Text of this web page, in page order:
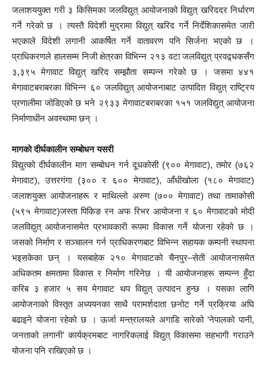
जलाशययुक्त गरी ३ किसिमका जलविद्युत् आयोजनाको विद्युत् खरिददर निर्धारण
गर्ने गरेको छ । त्यस्तै विदेशी मुद्रामा विद्युत् खरिद गर्ने निर्देशिकासमेत जारी
भएकाले विदेशी लगानी आकर्षित गर्ने वातावरण पनि सिर्जना भएको छ ।
प्राधिकरणले हालसम्म निजी क्षेत्रका विभिन्न २१३ वटा जलविद्युत् प्रवद्र्धकसँग
३,३९५ मेगावाट विद्युत् खरिद सम्झौता सम्पन्न गरेको छ । जसमा ४४१
मेगावाटबराबरका विभिन्न ६० जलविद्युत् आयोजनाबाट उत्पादित विद्युत् राष्ट्रिय
प्रणालीमा जोडिएको छ भने २९३३ मेगावाटबराबरका १५१ जलविद्युत् आयोजना
निर्माणाधीन अवस्थामा छन् ।
मागको दीर्घकालीन सम्बोधन यसरी
विद्युत्को दीर्घकालीन माग सम्बोधन गर्न दूधकोसी (९०० मेगावाट), तमोर (७६२
मेगावाट), उत्तरगंगा (३०० र ६०० मेगावाट), आँधीखोला (१८० मेगावाट)
जलाशयुक्त आयोजनाहरू र माथिल्लो अरुण (७०० मेगावाट) तथा तामाकोसी
(५९५ मेगावाट)जस्ता पिकिङ रन अफ रिभर आयोजना र ६० मेगावाटको मोदी
जलविद्युत् आयोजनासमेत प्रभावकारी रूपमा विकास गर्ने योजना रहेको छ ।
जसको निर्माण र सञ्चालन गर्न प्राधिकरणबाट विभिन्न सहायक कम्पनी स्थापना
भइसकेका छन् । यसबाहेक २१० मेगावाटको चैनपुर–सेती आयोजनासमेत
अधिकतम क्षमतामा विकास र निर्माण गरिनेछ । यी आयोजनाहरू सम्पन्न हुँदा
करिब ३ हजार ५ सय मेगावाट थप विद्युत् उत्पादन हुन्छ । यसका लागि
आयोजनाको विस्तृत अध्ययनका साथै परामर्शदाता छनोट गर्ने प्रक्रिया अघि
बढाइने योजना रहेको छ । ऊर्जा मन्त्रालयले अगाडि सारेको ‘नेपालको पानी,
जनताको लगानी’ कार्यक्रमबाट नागरिकलाई विद्युत् विकासमा सहभागी गराउने
योजना पनि राखिएको छ ।